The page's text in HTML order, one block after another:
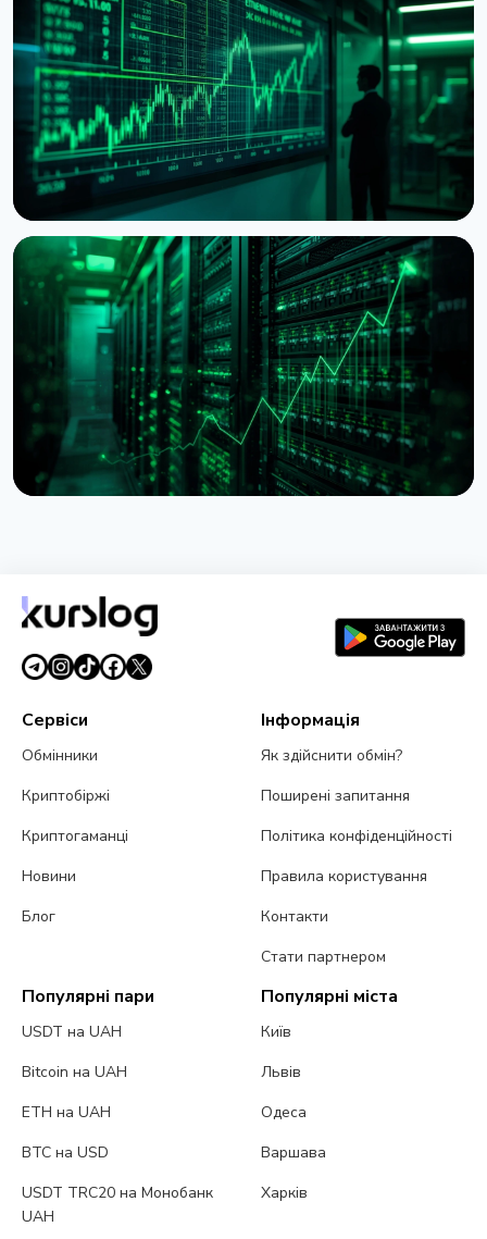
Ethereum хоче обнулити винагороду за стейкінг,
коли застейкають половину монет
5 серпня 2026 р.6 хв читання
НОВИНА
BitMine наблизилася до 5% пропозиції Ethereum,
резерв сягнув $11,8 млрд
28 липня 2026 р. 5 хв читання
27 липня 2026 р.3 хв читання
Сервіси
Обмінники
Криптобіржі
Криптогаманці
Новини
Блог
Інформація
Як здійснити обмін?
Поширені запитання
Політика конфіденційності
Правила користування
Контакти
Стати партнером
Популярні пари
USDT на UAH
Bitcoin на UAH
ETH на UAH
BTC на USD
USDT TRC20 на Монобанк
UAH
Популярні міста
Київ
Львів
Одеса
Варшава
Харків